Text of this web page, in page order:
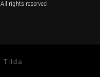
All rights reserved
Tilda